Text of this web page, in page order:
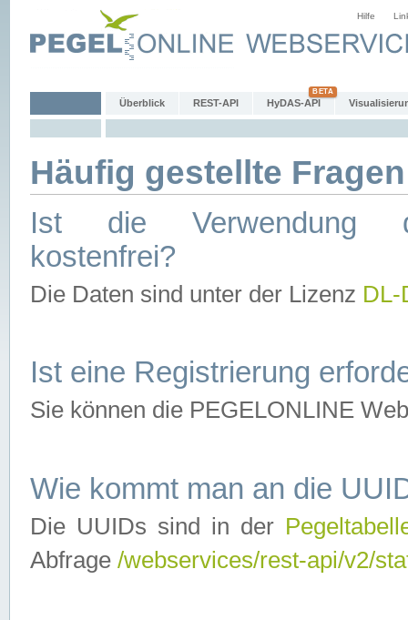
Hilfe
Überblick REST-API HyDAS-API
Häufig gestellte
Ist die Verwendung
kostenfrei?
Die Daten sind unter der Lizenz
Ist eine Registrierung
Sie können die PEGELONLINE
Wie kommt man an die
Die UUIDs sind in der
Abfrage /webservices/rest-api/v2/